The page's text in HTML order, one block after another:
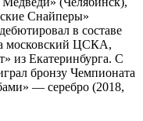
Снайперы»
в составе
московский ЦСКА,
из Екатеринбурга. С
бронзу Чемпионата
— серебро (2018,